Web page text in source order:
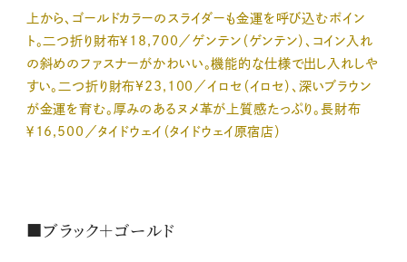
上から、ゴールドカラーのスライダーも金運を呼び込むポイン
ト。二つ折り財布￥18,700／ゲンテン（ゲンテン）、コイン入れ
の斜めのファスナーがかわいい。機能的な仕様で出し入れしや
すい。二つ折り財布¥23,100／イロセ（イロセ）、深いブラウン
が金運を育む。厚みのあるヌメ革が上質感たっぷり。長財布
￥16,500／タイドウェイ（タイドウェイ原宿店）
■ブラック＋ゴールド